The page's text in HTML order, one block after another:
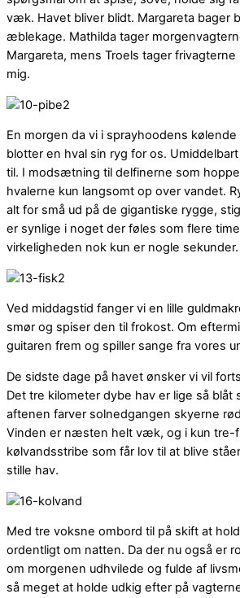
væk. Havet bliver blidt. Margareta bager
æblekage. Mathilda tager
Margareta, mens Troels tager
mig.
En morgen da vi i sprayhoodens
blotter en hval sin ryg for os.
til. I modsætning til delfinerne som
hvalerne kun langsomt op over vandet.
alt for små ud på de gigantiske rygge,
er synlige i noget der føles som flere
virkeligheden nok kun er nogle sekunder.
Ved middagstid fanger vi en lille
smør og spiser den til frokost. Om
guitaren frem og spiller sange fra vores
De sidste dage på havet ønsker vi vil
Det tre kilometer dybe hav er lige så blåt
aftenen farver solnedgangen skyerne
Vinden er næsten helt væk, og i kun tre-
kølvandsstribe som får lov til at blive
stille hav.
Med tre voksne ombord til på skift at
ordentligt om natten. Da der nu også er
om morgenen udhvilede og fulde af
så meget at holde udkig efter på